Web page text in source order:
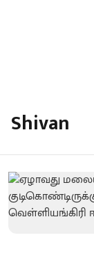
Shivan